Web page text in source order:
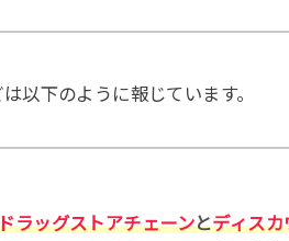
以下のように報じています。
ラッグストアチェーンとディスカ